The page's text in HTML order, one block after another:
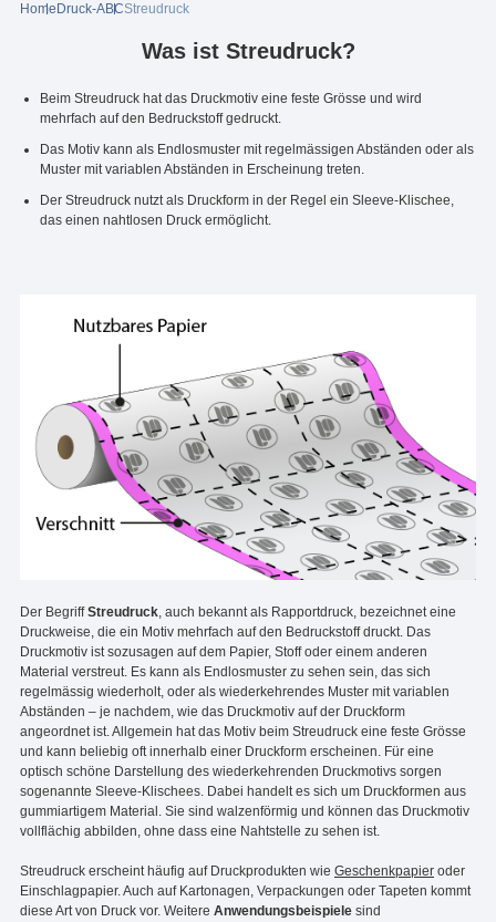
Home Druck-ABCStreudruck
Was ist Streudruck?
Beim Streudruck hat das Druckmotiv eine feste Grösse und wird
mehrfach auf den Bedruckstoff gedruckt.
Das Motiv kann als Endlosmuster mit regelmässigen Abständen oder als
Muster mit variablen Abständen in Erscheinung treten.
Der Streudruck nutzt als Druckform in der Regel ein Sleeve-Klischee,
das einen nahtlosen Druck ermöglicht.
Der BegriffStreudruck, auch bekannt als Rapportdruck, bezeichnet eine
Druckweise, die ein Motiv mehrfach auf den Bedruckstoff druckt. Das
Druckmotiv ist sozusagen auf dem Papier, Stoff oder einem anderen
Material verstreut. Es kann als Endlosmuster zu sehen sein, das sich
regelmässig wiederholt, oder als wiederkehrendes Muster mit variablen
Abständen – je nachdem, wie das Druckmotiv auf der Druckform
angeordnet ist. Allgemein hat das Motiv beim Streudruck eine feste Grösse
und kann beliebig oft innerhalb einer Druckform erscheinen. Für eine
optisch schöne Darstellung des wiederkehrenden Druckmotivs sorgen
sogenannte Sleeve-Klischees. Dabei handelt es sich um Druckformen aus
gummiartigem Material. Sie sind walzenförmig und können das Druckmotiv
vollflächig abbilden, ohne dass eine Nahtstelle zu sehen ist.
Streudruck erscheint häufig auf Druckprodukten wie Geschenkpapier oder
Einschlagpapier. Auch auf Kartonagen, Verpackungen oder Tapeten kommt
diese Art von Druck vor. Weitere Anwendungsbeispiele sind